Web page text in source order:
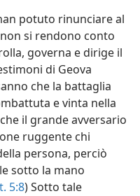
potuto rinunciare al
si rendono conto
governa e dirige il
di Geova
che la battaglia
e vinta nella
il grande avversario
ruggente chi
persona, perciò
sotto la mano
5:8) Sotto tale